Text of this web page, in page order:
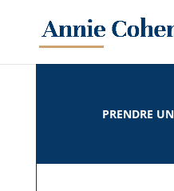
PRENDRE